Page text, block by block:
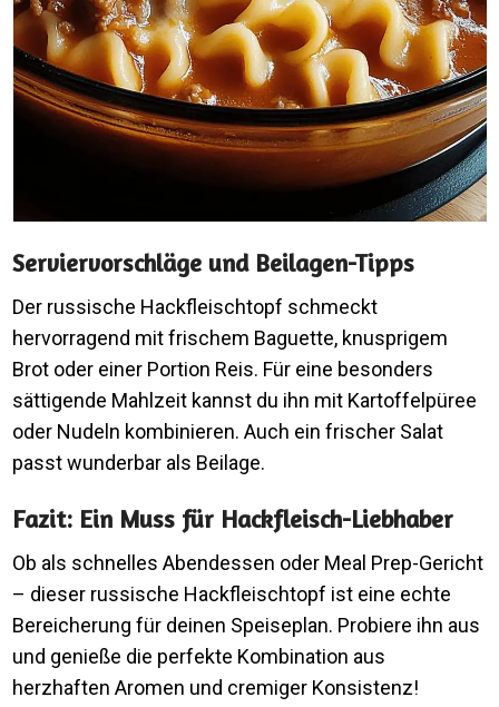
Serviervorschläge und Beilagen-Tipps
Der russische Hackfleischtopf schmeckt
hervorragend mit frischem Baguette, knusprigem
Brot oder einer Portion Reis. Für eine besonders
sättigende Mahlzeit kannst du ihn mit Kartoffelpüree
oder Nudeln kombinieren. Auch ein frischer Salat
passt wunderbar als Beilage.
Fazit: Ein Muss für Hackfleisch-Liebhaber
Ob als schnelles Abendessen oder Meal Prep-Gericht
– dieser russische Hackfleischtopf ist eine echte
Bereicherung für deinen Speiseplan. Probiere ihn aus
und genieße die perfekte Kombination aus
herzhaften Aromen und cremiger Konsistenz!